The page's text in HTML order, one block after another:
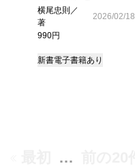
横尾忠則／
著
990円
2026/02/18
新書電子書籍あり
…